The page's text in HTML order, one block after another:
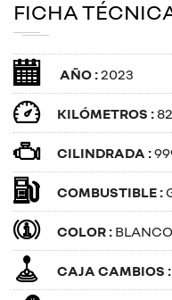
FICHA
AÑO :2023
KILÓMETROS :
CILINDRADA :
COMBUSTIBLE :
COLOR : BLANCO
CAJA CAMBIOS :